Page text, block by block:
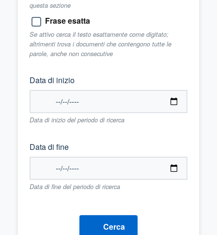
questa sezione
Frase esatta
Se attivo cerca il testo esattamente come digitato;
altrimenti trova i documenti che contengono tutte le
parole, anche non consecutive
Data di inizio
Data di inizio del periodo di ricerca
Data di fine
Data di fine del periodo di ricerca
Cerca